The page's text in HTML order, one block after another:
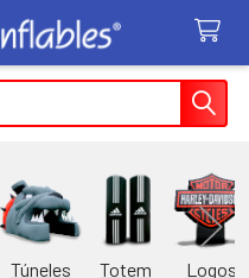
Túneles Totem
Logos